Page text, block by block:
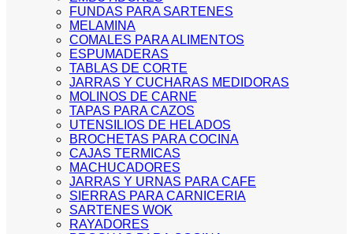
FUNDAS PARA SARTENES
MELAMINA
COMALES PARA ALIMENTOS
ESPUMADERAS
TABLAS DE CORTE
JARRAS Y CUCHARAS MEDIDORAS
MOLINOS DE CARNE
TAPAS PARA CAZOS
UTENSILIOS DE HELADOS
BROCHETAS PARA COCINA
CAJAS TERMICAS
MACHUCADORES
JARRAS Y URNAS PARA CAFE
SIERRAS PARA CARNICERIA
SARTENES WOK
RAYADORES